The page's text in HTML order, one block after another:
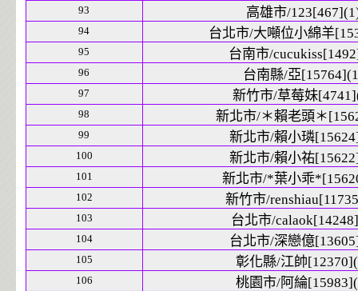
93 高雄市/
94 台北市/大噸位小綿羊
95 台南市/
96 台南縣/亞
97 新竹市/草莓妹
98 新北市/＊賴老頭＊
99 新北市/賴小璘
100 新北市/賴小祐
101 新北市/*葉小乖
102 新竹市/
103 台北市/
104 台北市/深戀億
105 彰化縣/江帥
106 桃園市/阿綸